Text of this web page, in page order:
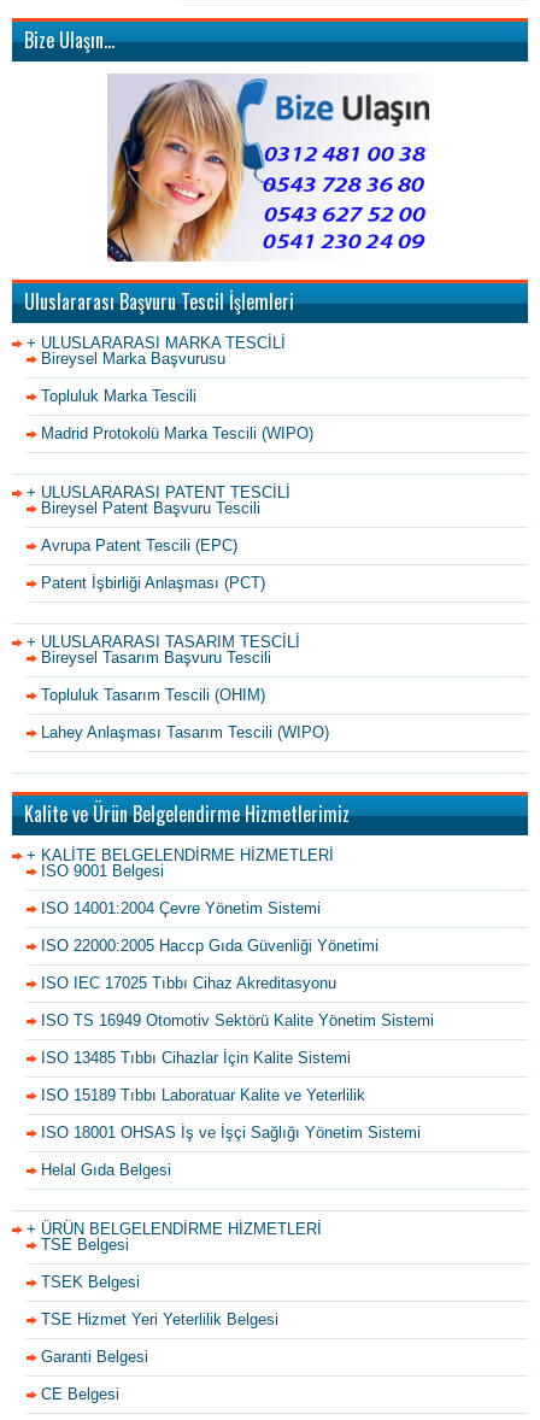
Bize Ulaşın…
Uluslararası Başvuru Tescil İşlemleri
+ ULUSLARARASI MARKA TESCİLİ
Bireysel Marka Başvurusu
Topluluk Marka Tescili
Madrid Protokolü Marka Tescili (WIPO)
+ ULUSLARARASI PATENT TESCİLİ
Bireysel Patent Başvuru Tescili
Avrupa Patent Tescili (EPC)
Patent İşbirliği Anlaşması (PCT)
+ ULUSLARARASI TASARIM TESCİLİ
Bireysel Tasarım Başvuru Tescili
Topluluk Tasarım Tescili (OHIM)
Lahey Anlaşması Tasarım Tescili (WIPO)
Kalite ve Ürün Belgelendirme Hizmetlerimiz
+ KALİTE BELGELENDİRME HİZMETLERİ
ISO 9001 Belgesi
ISO 14001:2004 Çevre Yönetim Sistemi
ISO 22000:2005 Haccp Gıda Güvenliği Yönetimi
ISO IEC 17025 Tıbbı Cihaz Akreditasyonu
ISO TS 16949 Otomotiv Sektörü Kalite Yönetim Sistemi
ISO 13485 Tıbbı Cihazlar İçin Kalite Sistemi
ISO 15189 Tıbbı Laboratuar Kalite ve Yeterlilik
ISO 18001 OHSAS İş ve İşçi Sağlığı Yönetim Sistemi
Helal Gıda Belgesi
+ ÜRÜN BELGELENDİRME HİZMETLERİ
TSE Belgesi
TSEK Belgesi
TSE Hizmet Yeri Yeterlilik Belgesi
Garanti Belgesi
CE Belgesi